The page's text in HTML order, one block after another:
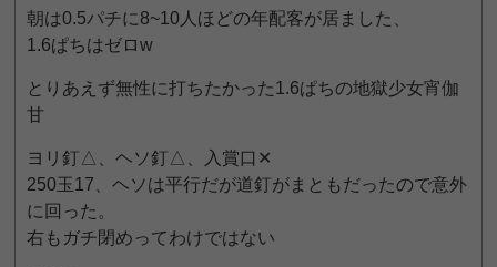
朝は0.5パチに8~10人ほどの年配客が居ました、
1.6ぱちはゼロw
とりあえず無性に打ちたかった1.6ぱちの地獄少女宵伽
甘
ヨリ釘△、ヘソ釘△、入賞口✕
250玉17、ヘソは平行だが道釘がまともだったので意外
に回った。
右もガチ閉めってわけではない